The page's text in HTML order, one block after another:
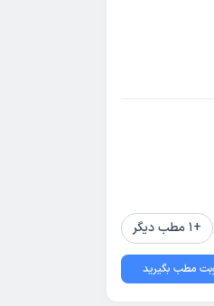
+
1 مطب دیگر
مطب بگیرید